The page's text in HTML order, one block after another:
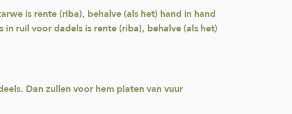
is rente (riba), behalve (als het) hand in hand
ruil voor dadels is rente (riba), behalve (als het)
Dan zullen voor hem platen van vuur